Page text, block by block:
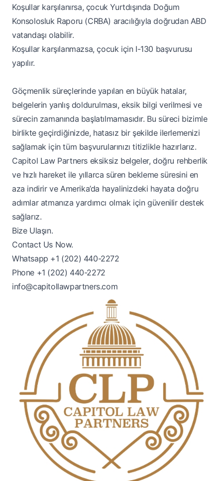
Koşullar karşılanırsa, çocuk Yurtdışında Doğum
Konsolosluk Raporu (CRBA) aracılığıyla doğrudan ABD
vatandaşı olabilir.
Koşullar karşılanmazsa, çocuk için I-130 başvurusu
yapılır.
Göçmenlik süreçlerinde yapılan en büyük hatalar,
belgelerin yanlış doldurulması, eksik bilgi verilmesi ve
sürecin zamanında başlatılmamasıdır. Bu süreci bizimle
birlikte geçirdiğinizde, hatasız bir şekilde ilerlemenizi
sağlamak için tüm başvurularınızı titizlikle hazırlarız.
Capitol Law Partners eksiksiz belgeler, doğru rehberlik
ve hızlı hareket ile yıllarca süren bekleme süresini en
aza indirir ve Amerika’da hayalinizdeki hayata doğru
adımlar atmanıza yardımcı olmak için güvenilir destek
sağlarız.
Bize Ulaşın.
Contact Us Now.
Whatsapp +1 (202) 440-2272
Phone +1 (202) 440-2272
info@capitollawpartners.com